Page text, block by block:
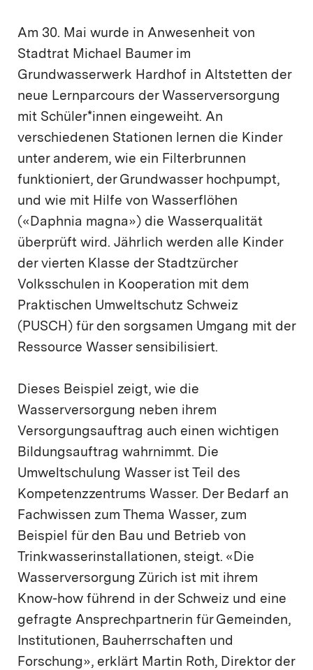
Am 30. Mai wurde in Anwesenheit von
Stadtrat Michael Baumer im
Grundwasserwerk Hardhof in Altstetten der
neue Lernparcours der Wasserversorgung
mit Schüler*innen eingeweiht. An
verschiedenen Stationen lernen die Kinder
unter anderem, wie ein Filterbrunnen
funktioniert, der Grundwasser hochpumpt,
und wie mit Hilfe von Wasserflöhen
(«Daphnia magna») die Wasserqualität
überprüft wird. Jährlich werden alle Kinder
der vierten Klasse der Stadtzürcher
Volksschulen in Kooperation mit dem
Praktischen Umweltschutz Schweiz
(PUSCH) für den sorgsamen Umgang mit der
Ressource Wasser sensibilisiert.
Dieses Beispiel zeigt, wie die
Wasserversorgung neben ihrem
Versorgungsauftrag auch einen wichtigen
Bildungsauftrag wahrnimmt. Die
Umweltschulung Wasser ist Teil des
Kompetenzzentrums Wasser. Der Bedarf an
Fachwissen zum Thema Wasser, zum
Beispiel für den Bau und Betrieb von
Trinkwasserinstallationen, steigt. «Die
Wasserversorgung Zürich ist mit ihrem
Know-how führend in der Schweiz und eine
gefragte Ansprechpartnerin für Gemeinden,
Institutionen, Bauherrschaften und
Forschung», erklärt Martin Roth, Direktor der